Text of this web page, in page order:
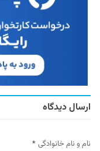
ارسال دیدگاه
نام و نام خانوادگی *